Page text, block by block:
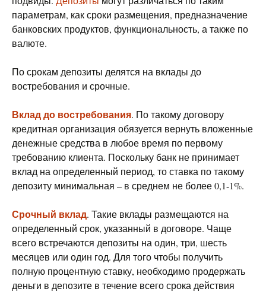
параметрам, как сроки размещения, предназначение
банковских продуктов, функциональность, а также по
валюте.
По срокам депозиты делятся на вклады до
востребования и срочные.
Вклад до востребования. По такому договору
кредитная организация обязуется вернуть вложенные
денежные средства в любое время по первому
требованию клиента. Поскольку банк не принимает
вклад на определенный период, то ставка по такому
депозиту минимальная – в среднем не более 0,1-1%.
Срочный вклад. Такие вклады размещаются на
определенный срок, указанный в договоре. Чаще
всего встречаются депозиты на один, три, шесть
месяцев или один год. Для того чтобы получить
полную процентную ставку, необходимо продержать
деньги в депозите в течение всего срока действия